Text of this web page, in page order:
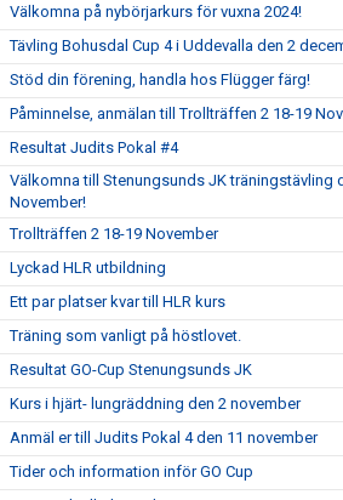
Välkomna på nybörjarkurs för vuxna 2024!
Tävling Bohusdal Cup 4 i Uddevalla den 2
Stöd din förening, handla hos Flügger färg!
Påminnelse, anmälan till Trollträffen 2 18-19
Resultat Judits Pokal #4
Välkomna till Stenungsunds JK träningstävling
November!
Trollträffen 2 18-19 November
Lyckad HLR utbildning
Ett par platser kvar till HLR kurs
Träning som vanligt på höstlovet.
Resultat GO-Cup Stenungsunds JK
Kurs i hjärt- lungräddning den 2 november
Anmäl er till Judits Pokal 4 den 11 november
Tider och information inför GO Cup